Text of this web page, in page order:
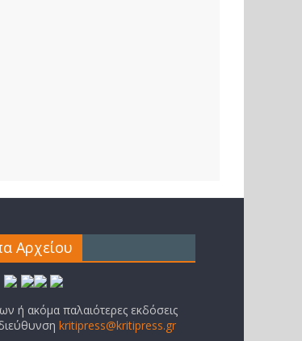
Αρχείου
ή ακόμα παλαιότερες εκδόσεις
kritipress@kritipress.gr